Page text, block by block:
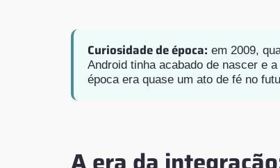
Curiosidade de época: em 2009,
Android tinha acabado de nascer e
época era quase um ato de fé no